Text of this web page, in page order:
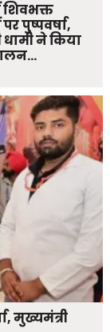
शिवभक्त
पुष्पवर्षा,
धामी ने किया
मुख्यमंत्री